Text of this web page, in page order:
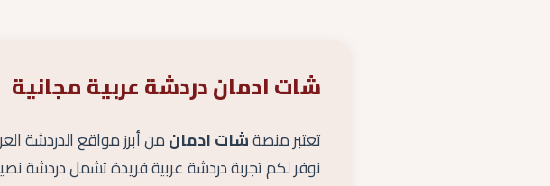
شات ادمان دردشة عربية مجانية
تعتبر منصةشات ادمانمن أبرز مواقع الدردشة
نوفر لكم تجربة دردشة عربية فريدة تشمل دردشة